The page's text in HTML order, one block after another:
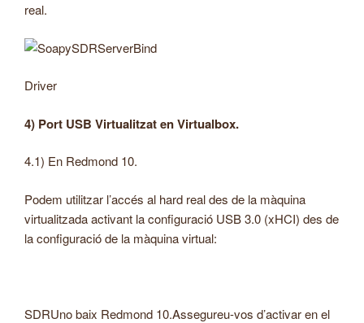
real.
Driver
4) Port USB Virtualitzat en Virtualbox.
4.1) En Redmond 10.
Podem utilitzar l’accés al hard real des de la màquina
virtualitzada activant la configuració USB 3.0 (xHCI) des de
la configuració de la màquina virtual:
SDRUno baix Redmond 10.Assegureu-vos d’activar en el